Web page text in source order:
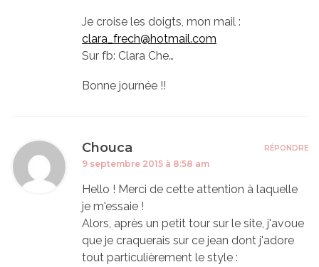
Je croise les doigts, mon mail :
clara_frech@hotmail.com
Sur fb: Clara Che…
Bonne journée !!
Chouca
9 septembre 2015 à 8:58 am
Hello ! Merci de cette attention à laquelle
je m'essaie !
Alors, après un petit tour sur le site, j'avoue
que je craquerais sur ce jean dont j'adore
tout particulièrement le style :
RÉPONDRE